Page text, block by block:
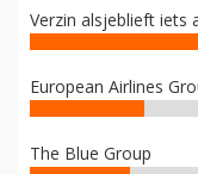
Verzin alsjeblieft iets
European Airlines
The Blue Group